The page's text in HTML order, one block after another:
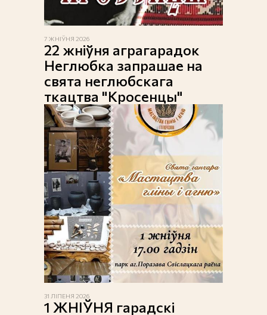
7 ЖНІЎНЯ 2026
22 жніўня аграгарадок
Неглюбка запрашае на
свята неглюбскага
ткацтва "Кросенцы"
31 ЛІПЕНЯ 2026
1 ЖНІЎНЯ гарадскі